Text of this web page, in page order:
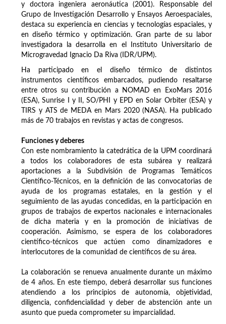
y doctora ingeniera aeronáutica (2001). Responsable del
Grupo de Investigación Desarrollo y Ensayos Aeroespaciales,
destaca su experiencia en ciencias y tecnologías espaciales, y
en diseño térmico y optimización. Gran parte de su labor
investigadora la desarrolla en el Instituto Universitario de
Microgravedad Ignacio Da Riva (IDR/UPM).
Ha participado en el diseño térmico de distintos
instrumentos científicos embarcados, pudiendo resaltarse
entre otros su contribución a NOMAD en ExoMars 2016
(ESA), Sunrise I y II, SO/PHI y EPD en Solar Orbiter (ESA) y
TIRS y ATS de MEDA en Mars 2020 (NASA). Ha publicado
más de 70 trabajos en revistas y actas de congresos.
Funciones y deberes
Con este nombramiento la catedrática de la UPM coordinará
a todos los colaboradores de esta subárea y realizará
aportaciones a la Subdivisión de Programas Temáticos
Científico-Técnicos, en la definición de las convocatorias de
ayuda de los programas estatales, en la gestión y el
seguimiento de las ayudas concedidas, en la participación en
grupos de trabajos de expertos nacionales e internacionales
de dicha materia y en la promoción de iniciativas de
cooperación. Asimismo, se espera de los colaboradores
científico-técnicos que actúen como dinamizadores e
interlocutores de la comunidad de científicos de su área.
La colaboración se renueva anualmente durante un máximo
de 4 años. En este tiempo, deberá desarrollar sus funciones
atendiendo a los principios de autonomía, objetividad,
diligencia, confidencialidad y deber de abstención ante un
asunto que pueda comprometer su imparcialidad.